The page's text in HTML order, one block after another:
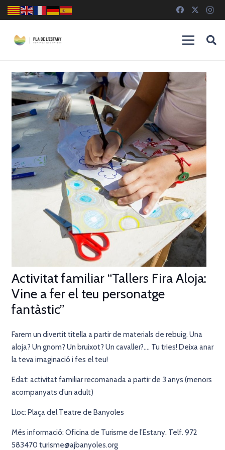
Activitat familiar “Tallers Fira Aloja:
Vine a fer el teu personatge
fantàstic”
Farem un divertit titella a partir de materials de rebuig. Una
aloja? Un gnom? Un bruixot? Un cavaller?…. Tu tries! Deixa anar
la teva imaginació i fes el teu!
Edat: activitat familiar recomanada a partir de 3 anys (menors
acompanyats d’un adult)
Lloc: Plaça del Teatre de Banyoles
Més informació: Oficina de Turisme de l’Estany. Telf. 972
583470 turisme@ajbanyoles.org